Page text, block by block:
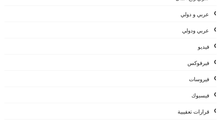
عربي و دولي
عربي ودولي
فيديو
فيرفوكس
فيروسات
فيسبوك
قرارات تعقيبية